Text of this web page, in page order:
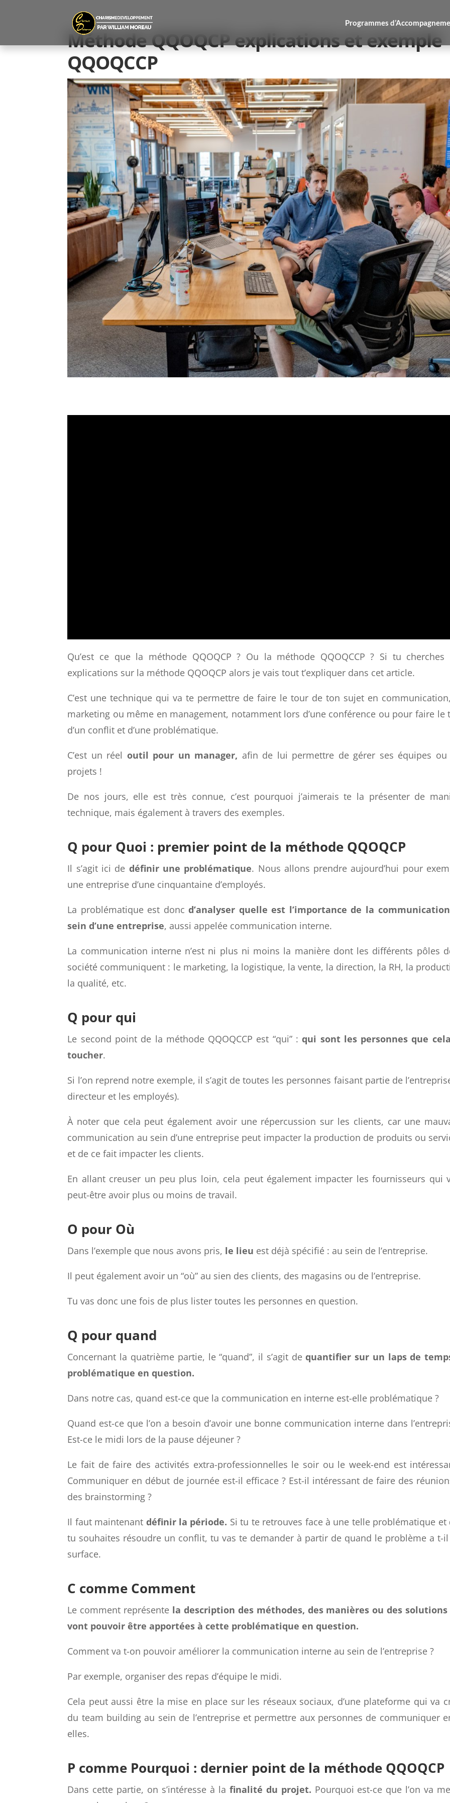
Programmes
Méthode QQOQCP explications et exemple
QQOQCCP
Qu’est ce que la méthode QQOQCP ? Ou la méthode QQOQCCP ? Si tu cherches
explications sur la méthode QQOQCP alors je vais tout t’expliquer dans cet article.
marketing ou même en management, notamment lors d’une conférence ou pour faire le
d’un conflit et d’une problématique.
C’est un réeloutil pour un manager,afin de lui permettre de gérer ses équipes ou
projets !
De nos jours, elle est très connue, c’est pourquoi j’aimerais te la présenter de
technique, mais également à travers des exemples.
Q pour Quoi : premier point de la méthode QQOQCP
Il s’agit ici dedéfinir une problématique. Nous allons prendre aujourd’hui pour
une entreprise d’une cinquantaine d’employés.
La problématique est doncd’analyser quelle est l’importance de la
sein d’une entreprise, aussi appelée communication interne.
société communiquent : le marketing, la logistique, la vente, la direction, la RH, la
la qualité, etc.
Q pour qui
Le second point de la méthode QQOQCCP est “qui” :qui sont les personnes que
toucher.
Si l’on reprend notre exemple, il s’agit de toutes les personnes faisant partie de
directeur et les employés).
communication au sein d’une entreprise peut impacter la production de produits ou
et de ce fait impacter les clients.
En allant creuser un peu plus loin, cela peut également impacter les fournisseurs qui
peut-être avoir plus ou moins de travail.
O pour Où
Dans l’exemple que nous avons pris, le lieu est déjà spécifié : au sein de l’entreprise.
Tu vas donc une fois de plus lister toutes les personnes en question.
Q pour quand
Concernant la quatrième partie, le “quand”, il s’agit de quantifier sur un laps de
problématique en question.
Dans notre cas, quand est-ce que la communication en interne est-elle problématique ?
Quand est-ce que l’on a besoin d’avoir une bonne communication interne dans
Est-ce le midi lors de la pause déjeuner ?
Communiquer en début de journée est-il efficace ? Est-il intéressant de faire des
des brainstorming ?
tu souhaites résoudre un conflit, tu vas te demander à partir de quand le problème a t-il
C comme Comment
Le comment représentela description des méthodes, des manières ou des solutions
vont pouvoir être apportées à cette problématique en question.
Comment va t-on pouvoir améliorer la communication interne au sein de l’entreprise ?
Par exemple, organiser des repas d’équipe le midi.
du team building au sein de l’entreprise et permettre aux personnes de communiquer